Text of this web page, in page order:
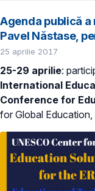
Agenda publică
Pavel Năstase,
25 aprilie 2017
25-29 aprilie:
International
Conference for
for Global